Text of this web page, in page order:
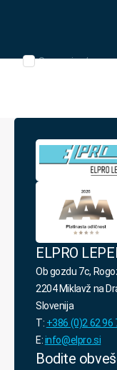
Seznanjen/-
politiko
varovanja
Seznanjen/-a
ELPRO
Ob gozdu 7c,
2204 Miklavž na
Slovenija
T: +386 (0)2 62 96
E:info@elpro.si
Bodite